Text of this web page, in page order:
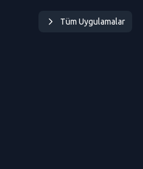
Tüm Uygulamalar